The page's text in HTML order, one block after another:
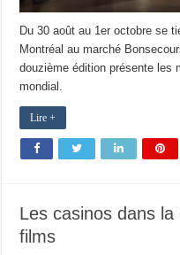
Du 30 août au 1er octobre se
Montréal au marché
douzième édition présente les
mondial.
Lire +
Les casinos dans
films